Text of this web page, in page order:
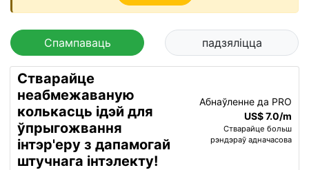
Спампаваць падзяліцца
Стварайце
неабмежаваную
колькасць ідэй для
ўпрыгожвання
інтэр'еру з дапамогай
штучнага інтэлекту!
Абнаўленне да PRO
US$ 7.0/m
Стварайце больш
рэндэраў адначасова